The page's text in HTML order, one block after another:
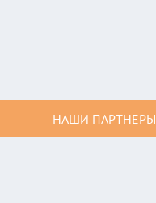
НАШИ ПАРТНЕРЫ